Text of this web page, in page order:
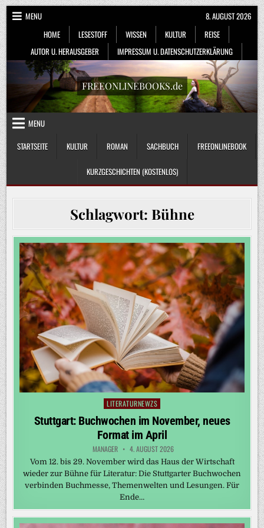
Skip
to
content
MENU
HOME
LESESTOFF WISSEN KULTUR
REISE
AUTOR U. HERAUSGEBER
IMPRESSUM U. DATENSCHUTZERKLÄRUNG
8. AUGUST 2026
FREEONLINEBOOKS.de
MENU
STARTSEITE
KULTUR ROMAN SACHBUCH FREEONLINEBOOK
KURZGESCHICHTEN (KOSTENLOS)
Schlagwort: Bühne
Posted
LITERATURNEWZS
Stuttgart: Buchwochen im November, neues
Format im April
MANAGER 4. AUGUST 2026
Vom 12. bis 29. November wird das Haus der Wirtschaft
wieder zur Bühne für Literatur: Die Stuttgarter Buchwochen
verbinden Buchmesse, Themenwelten und Lesungen. Für
Ende…